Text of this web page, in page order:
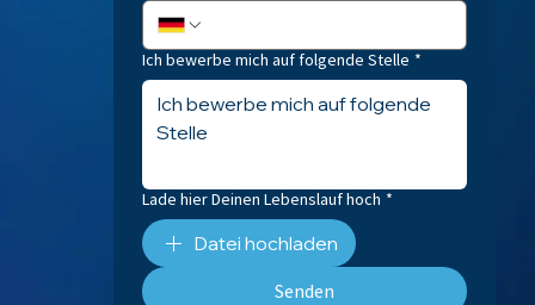
Ich bewerbe mich auf folgende Stelle *
Lade hier Deinen Lebenslauf hoch *
Datei hochladen
Senden